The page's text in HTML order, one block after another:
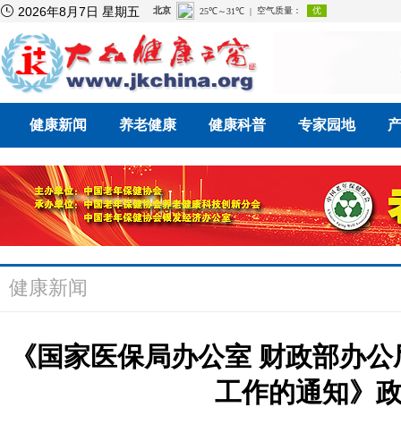
 2026年8月7日 星期五
健康新闻 养老健康 健康科普 专家园地
健康新闻
《国家医保局办公室 财政部办
工作的通知》